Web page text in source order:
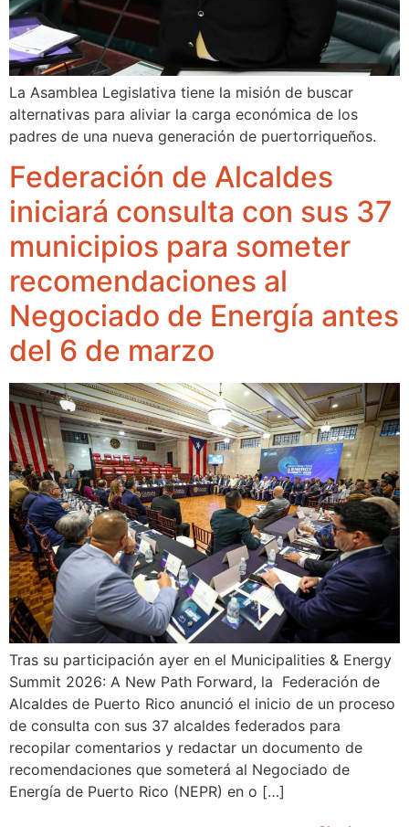
La Asamblea Legislativa tiene la misión de buscar
alternativas para aliviar la carga económica de los
padres de una nueva generación de puertorriqueños.
Federación de Alcaldes
iniciará consulta con sus 37
municipios para someter
recomendaciones al
Negociado de Energía antes
del 6 de marzo
Tras su participación ayer en el Municipalities & Energy
Summit 2026: A New Path Forward, la Federación de
Alcaldes de Puerto Rico anunció el inicio de un proceso
de consulta con sus 37 alcaldes federados para
recopilar comentarios y redactar un documento de
recomendaciones que someterá al Negociado de
Energía de Puerto Rico (NEPR) en o […]